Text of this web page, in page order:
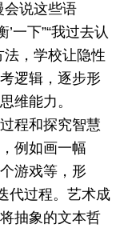
会说这些语
’一下”“我过去认
，学校让隐性
逻辑，逐步形
维能力。
程和探究智慧
例如画一幅
游戏等，形
代过程。艺术成
抽象的文本哲